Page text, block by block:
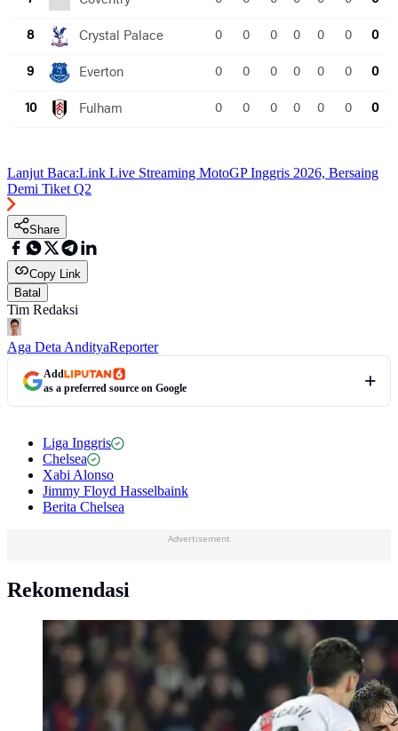
Lanjut Baca:Link Live Streaming MotoGP Inggris 2026, Bersaing
Demi Tiket Q2
Share
Copy Link
Batal
Tim Redaksi
Aga Deta AndityaReporter
Add
as a preferred source on Google
Liga Inggris
Chelsea
Xabi Alonso
Jimmy Floyd Hasselbaink
Berita Chelsea
Advertisement
Rekomendasi